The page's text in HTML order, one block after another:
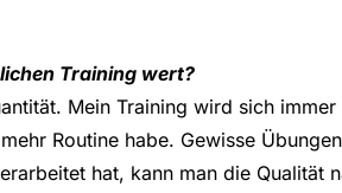
Training wert?
Mein Training wird sich
Routine habe. Gewisse
hat, kann man die Qualität